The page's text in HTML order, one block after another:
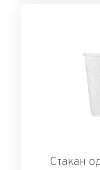
Стакан